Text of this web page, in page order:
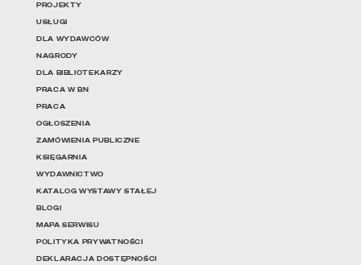
PROJEKTY
USŁUGI
DLA WYDAWCÓW
NAGRODY
DLA BIBLIOTEKARZY
PRACA W BN
PRACA
OGŁOSZENIA
ZAMÓWIENIA PUBLICZNE
KSIĘGARNIA
WYDAWNICTWO
KATALOG WYSTAWY STAŁEJ
BLOGI
MAPA SERWISU
POLITYKA PRYWATNOŚCI
DEKLARACJA DOSTĘPNOŚCI